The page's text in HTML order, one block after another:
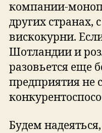
компании-
других странах,
вискокурни.
Шотландии и
разовьется еще
предприятия не
Будем